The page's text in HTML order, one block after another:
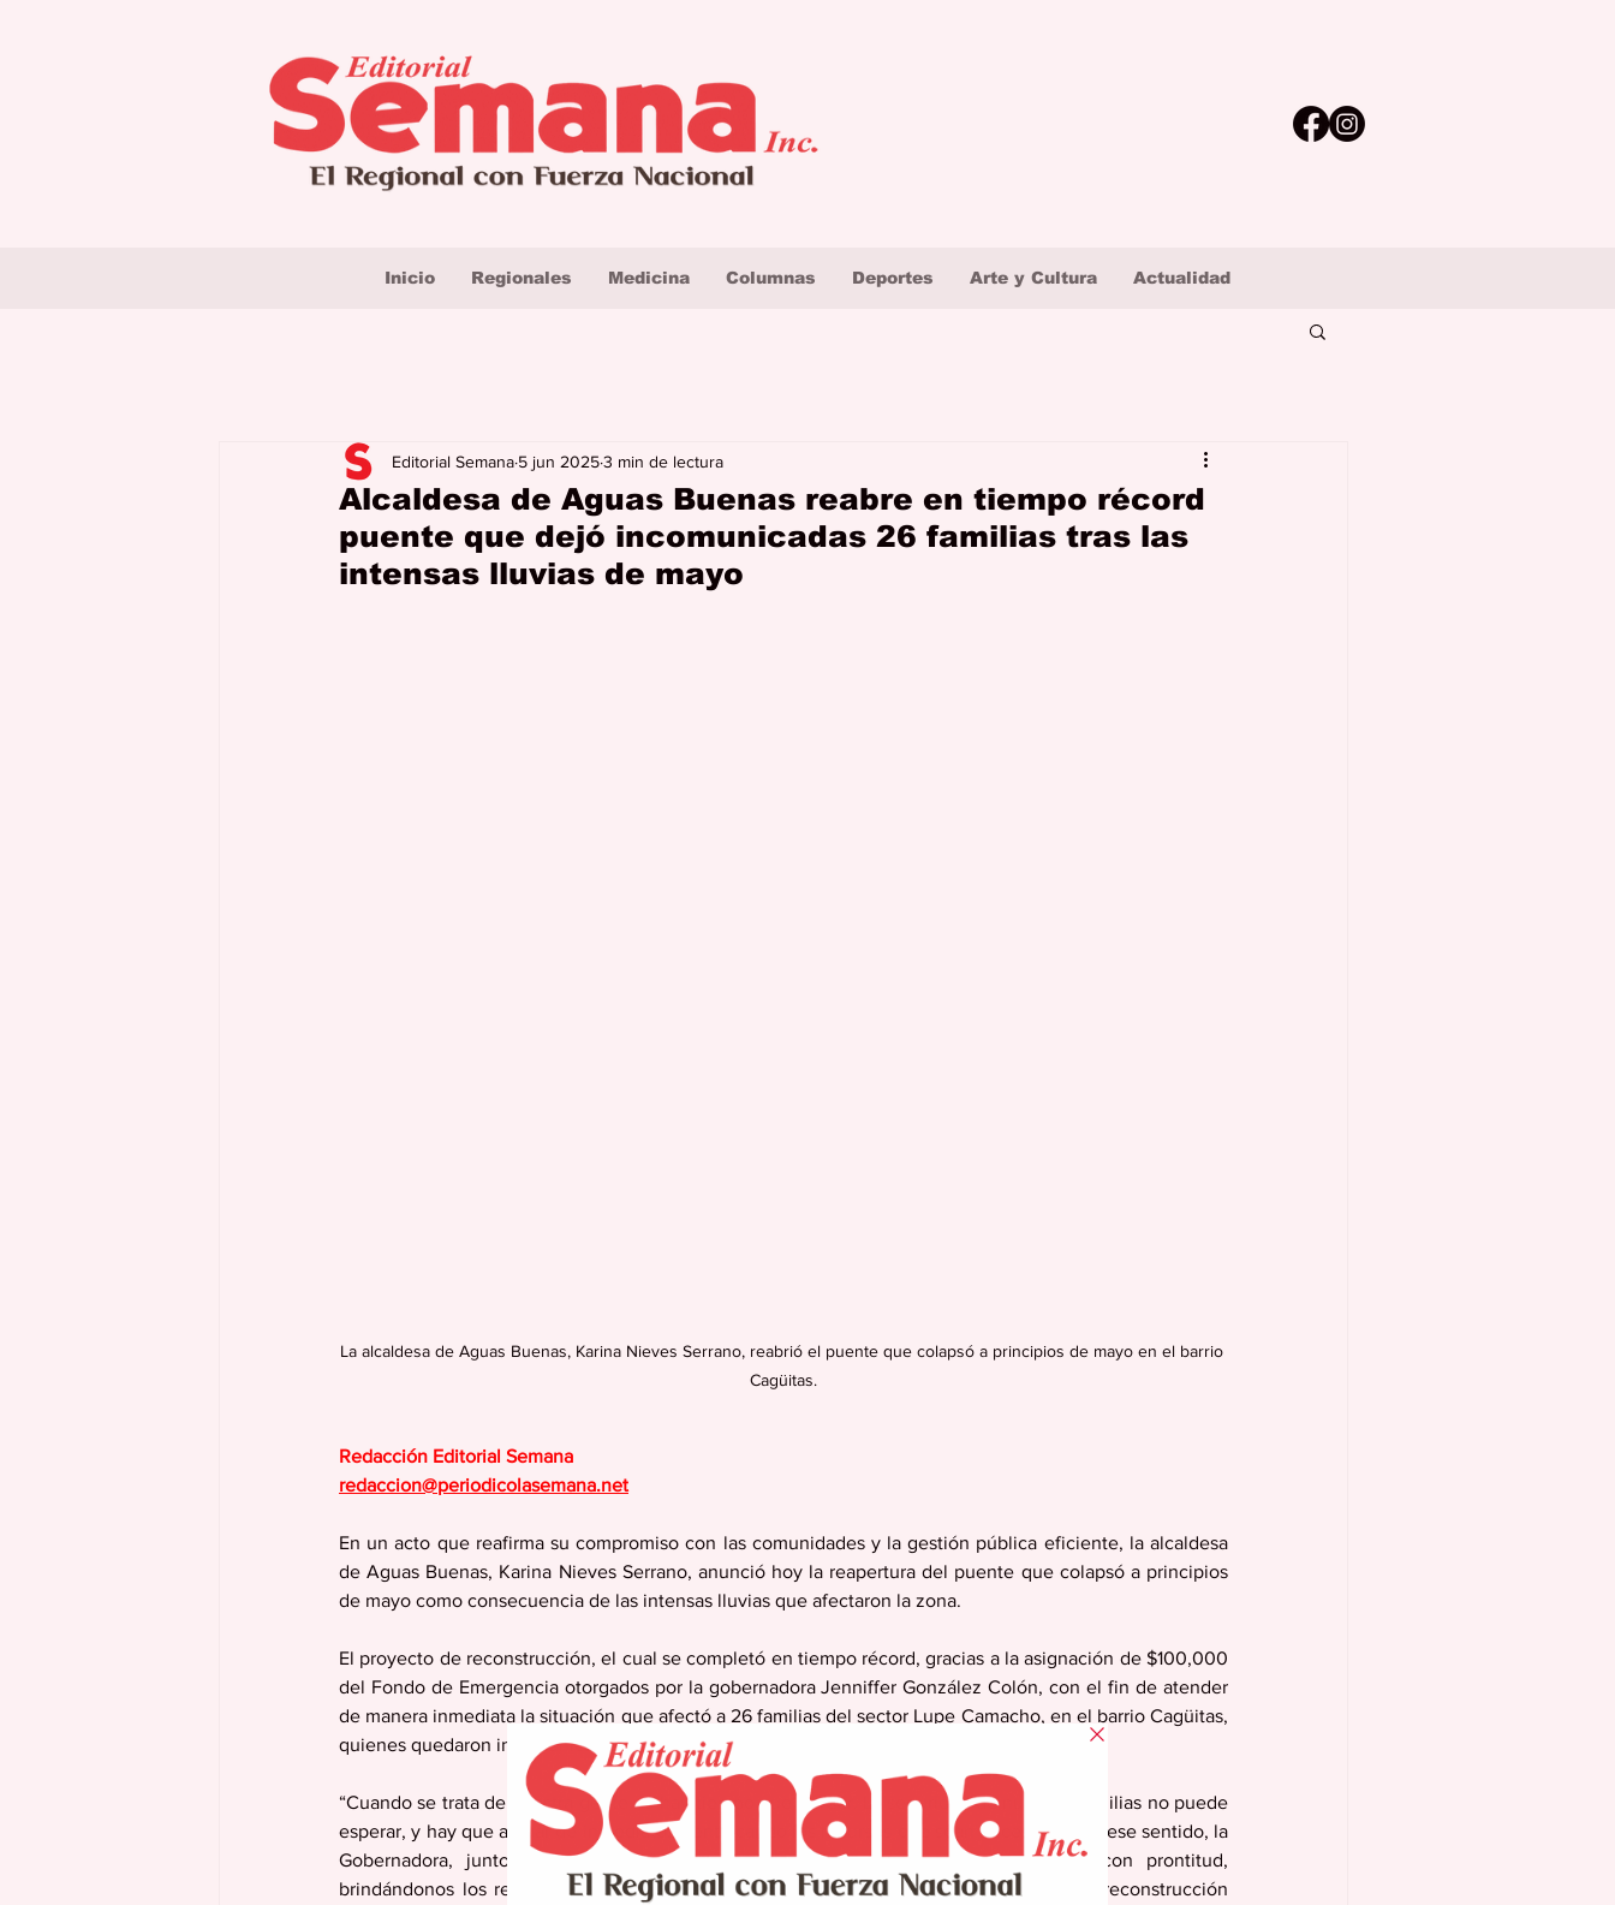
Inicio Regionales Medicina Columnas Deportes Arte y Cultura Actualidad
Alcaldesa de Aguas Buenas reabre en tiempo récord
puente que dejó incomunicadas 26 familias tras las
intensas lluvias de mayo
Editorial Semana 5 jun 20253 min de lectura
La alcaldesa de Aguas Buenas, Karina Nieves Serrano, reabrió el puente que colapsó a principios de mayo en el barrio
Cagüitas.
Redacción Editorial Semana
redaccion@periodicolasemana.net
En un acto que reafirma su compromiso con las comunidades y la gestión pública eficiente, la alcaldesa
de Aguas Buenas, Karina Nieves Serrano, anunció hoy la reapertura del puente que colapsó a principios
de mayo como consecuencia de las intensas lluvias que afectaron la zona.
El proyecto de reconstrucción, el cual se completó en tiempo récord, gracias a la asignación de $100,000
del Fondo de Emergencia otorgados por la gobernadora Jenniffer González Colón, con el fin de atender
de manera inmediata la situación que afectó a 26 familias del sector Lupe Camacho, en el barrio Cagüitas,
quienes quedaron incomunicadas.
“Cuando se trata de nuestra gente no hay tiempo que perder. La seguridad de nuestras familias no puede
esperar, y hay que actuar de inmediato, identificando los recursos que sean necesarios. En ese sentido, la
Gobernadora, junto con varios jefes de agencia, atendieron nuestra emergencia con prontitud,
brindándonos los recursos que ameritaba. Esa gestión fue clave para que las obras de reconstrucción